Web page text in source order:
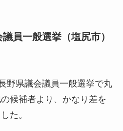
員一般選挙（塩尻市）
野県議会議員一般選挙で丸
候補者より、かなり差を
た。